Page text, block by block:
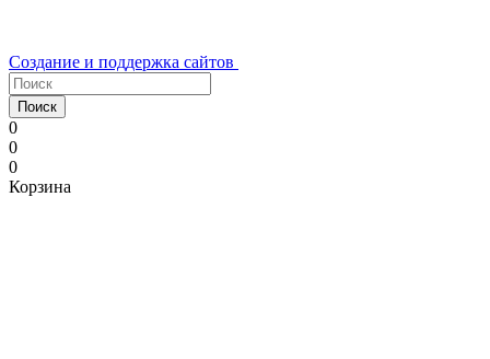
Создание и поддержка сайтов
Поиск
0
0
0
Корзина